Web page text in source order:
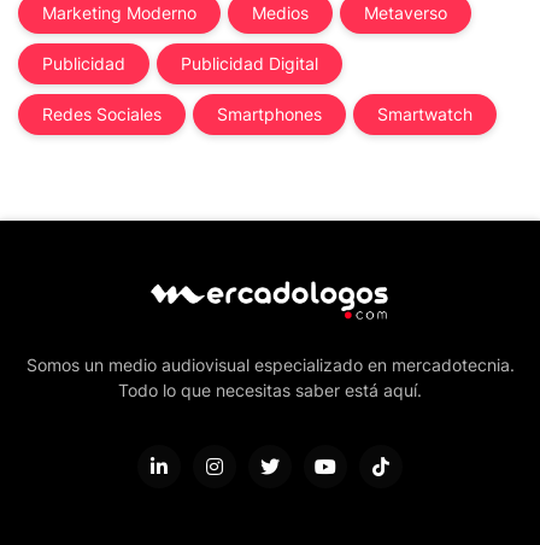
Marketing Moderno Medios Metaverso
Publicidad Publicidad Digital
Redes Sociales Smartphones Smartwatch
Somos un medio audiovisual especializado en mercadotecnia.
Todo lo que necesitas saber está aquí.